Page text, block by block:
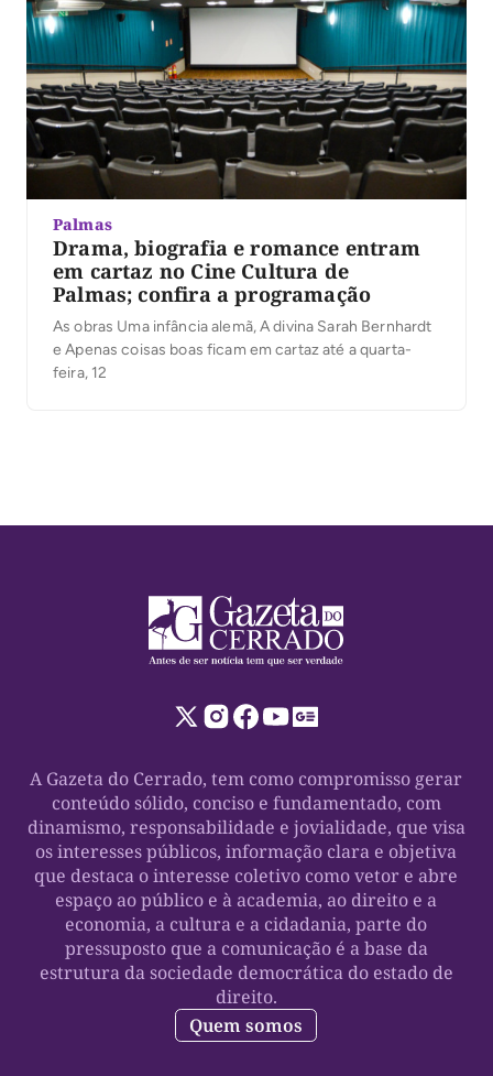
Palmas
Drama, biografia e romance entram
em cartaz no Cine Cultura de
Palmas; confira a programação
As obras Uma infância alemã, A divina Sarah Bernhardt
e Apenas coisas boas ficam em cartaz até a quarta-
feira, 12
A Gazeta do Cerrado, tem como compromisso gerar
conteúdo sólido, conciso e fundamentado, com
dinamismo, responsabilidade e jovialidade, que visa
os interesses públicos, informação clara e objetiva
que destaca o interesse coletivo como vetor e abre
espaço ao público e à academia, ao direito e a
economia, a cultura e a cidadania, parte do
pressuposto que a comunicação é a base da
estrutura da sociedade democrática do estado de
direito.
Quem somos